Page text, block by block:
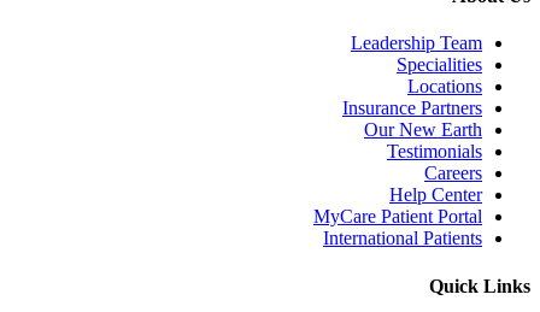
Leadership Team
Specialities
Locations
Insurance Partners
Our New Earth
Testimonials
Careers
Help Center
MyCare Patient Portal
International Patients
Quick Links